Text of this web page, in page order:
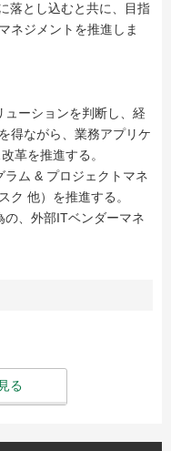
落とし込むと共に、目指
ネジメントを推進しま
ューションを判断し、経
得ながら、業務アプリケ
革を推進する。
ラム & プロジェクトマネ
ク 他）を推進する。
の、外部ITベンダーマネ
る